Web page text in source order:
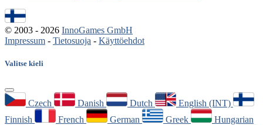
© 2003 - 2026 InnoGames GmbH
Impressum - Tietosuoja - Käyttöehdot
Valitse kieli
Czech Danish Dutch
English (INT)
Finnish
French German Greek
Hungarian